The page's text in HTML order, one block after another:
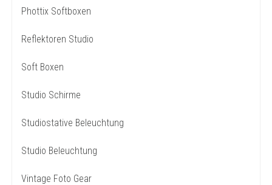
Phottix Softboxen
Reflektoren Studio
Soft Boxen
Studio Schirme
Studiostative Beleuchtung
Studio Beleuchtung
Vintage Foto Gear